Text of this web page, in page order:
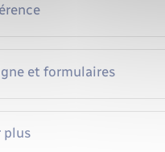
et formulaires
plus